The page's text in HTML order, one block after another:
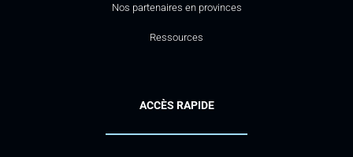
Nos partenaires en provinces
Ressources
ACCÈS RAPIDE